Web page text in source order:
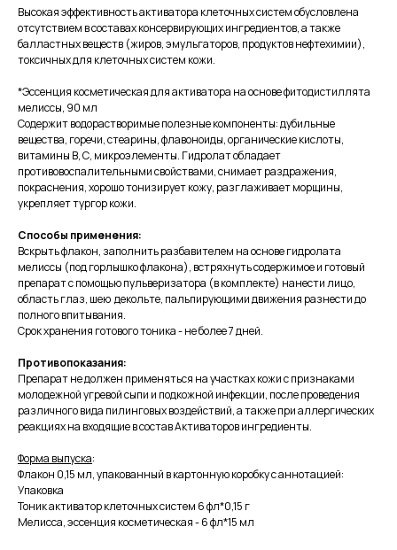
Высокая эффективность активатора клеточных систем обусловлена
отсутствием в составах консервирующих ингредиентов, а также
балластных веществ (жиров, эмульгаторов, продуктов нефтехимии),
токсичных для клеточных систем кожи.
*Эссенция косметическая для активатора на основе фитодистиллята
мелиссы, 90 мл
Содержит водорастворимые полезные компоненты: дубильные
вещества, горечи, стеарины, флавоноиды, органические кислоты,
витамины В, С, микроэлементы. Гидролат обладает
противовоспалительными свойствами, снимает раздражения,
покраснения, хорошо тонизирует кожу, разглаживает морщины,
укрепляет тургор кожи.
Способы применения:
Вскрыть флакон, заполнить разбавителем на основе гидролата
мелиссы (под горлышко флакона), встряхнуть содержимое и готовый
препарат с помощью пульверизатора (в комплекте) нанести лицо,
область глаз, шею декольте, пальпирующими движения разнести до
полного впитывания.
Срок хранения готового тоника - не более 7 дней.
Противопоказания:
Препарат не должен применяться на участках кожи с признаками
молодежной угревой сыпи и подкожной инфекции, после проведения
различного вида пилинговых воздействий, а также при аллергических
реакциях на входящие в состав Активаторов ингредиенты.
Форма выпуска:
Флакон 0,15 мл, упакованный в картонную коробку с аннотацией:
Упаковка
Тоник активатор клеточных систем 6 фл*0,15 г
Мелисса, эссенция косметическая - 6 фл*15 мл
Продукция для красоты, здоровья и долголетия на основе
info@innovitalab.ru